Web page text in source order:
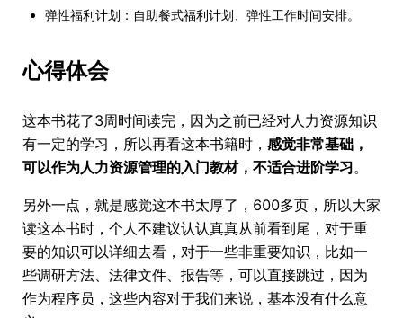
弹性福利计划：自助餐式福利计划、弹性工作时间安排。
心得体会
这本书花了3周时间读完，因为之前已经对人力资源知识
有一定的学习，所以再看这本书籍时， 感觉非常基础，
可以作为人力资源管理的入门教材，不适合进阶学习。
另外一点，就是感觉这本书太厚了，600多页，所以大家
读这本书时，个人不建议认认真真从前看到尾，对于重
要的知识可以详细去看，对于一些非重要知识，比如一
些调研方法、法律文件、报告等，可以直接跳过，因为
作为程序员，这些内容对于我们来说，基本没有什么意